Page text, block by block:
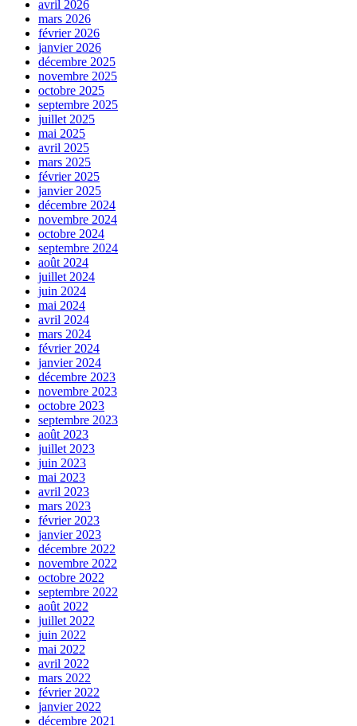
avril 2026
mars 2026
février 2026
janvier 2026
décembre 2025
novembre 2025
octobre 2025
septembre 2025
juillet 2025
mai 2025
avril 2025
mars 2025
février 2025
janvier 2025
décembre 2024
novembre 2024
octobre 2024
septembre 2024
août 2024
juillet 2024
juin 2024
mai 2024
avril 2024
mars 2024
février 2024
janvier 2024
décembre 2023
novembre 2023
octobre 2023
septembre 2023
août 2023
juillet 2023
juin 2023
mai 2023
avril 2023
mars 2023
février 2023
janvier 2023
décembre 2022
novembre 2022
octobre 2022
septembre 2022
août 2022
juillet 2022
juin 2022
mai 2022
avril 2022
mars 2022
février 2022
janvier 2022
décembre 2021